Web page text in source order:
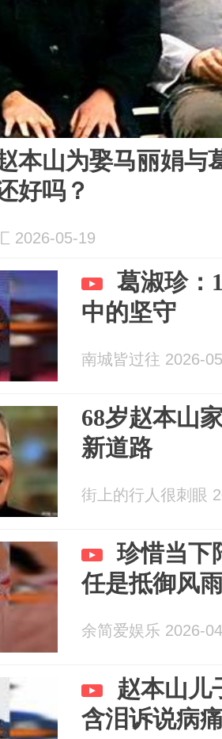
本山为娶马丽娟与
好吗？
2026-05-19
葛淑珍：
中的坚守
南城皆过往 2026-
68岁赵本山
新道路
街上的行人很刺眼
珍惜当下
任是抵御风
余简爱娱乐 2026-
赵本山儿
含泪诉说病